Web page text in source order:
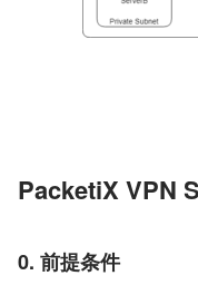
PacketiX VPN
0. 前提条件